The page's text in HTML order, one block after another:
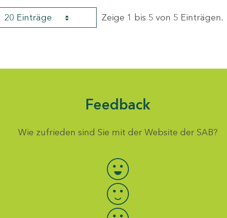
20 Einträge Zeige 1 bis 5 von 5 Einträgen.
Feedback
Wie zufrieden sind Sie mit der Website der SAB?
Bewertung auswählen